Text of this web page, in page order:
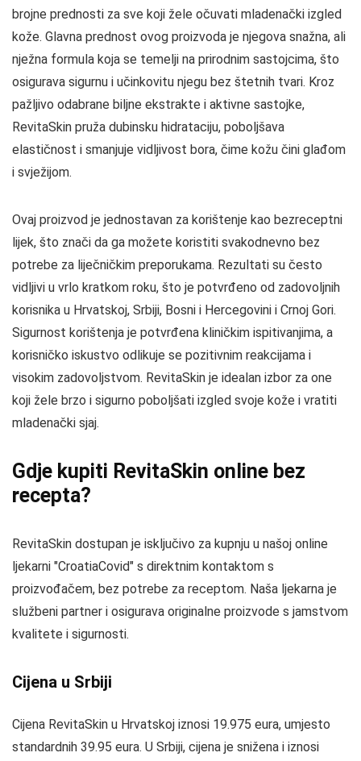
brojne prednosti za sve koji žele očuvati mladenački izgled
kože. Glavna prednost ovog proizvoda je njegova snažna, ali
nježna formula koja se temelji na prirodnim sastojcima, što
osigurava sigurnu i učinkovitu njegu bez štetnih tvari. Kroz
pažljivo odabrane biljne ekstrakte i aktivne sastojke,
RevitaSkin pruža dubinsku hidrataciju, poboljšava
elastičnost i smanjuje vidljivost bora, čime kožu čini glađom
i svježijom.
Ovaj proizvod je jednostavan za korištenje kao bezreceptni
lijek, što znači da ga možete koristiti svakodnevno bez
potrebe za liječničkim preporukama. Rezultati su često
vidljivi u vrlo kratkom roku, što je potvrđeno od zadovoljnih
korisnika u Hrvatskoj, Srbiji, Bosni i Hercegovini i Crnoj Gori.
Sigurnost korištenja je potvrđena kliničkim ispitivanjima, a
korisničko iskustvo odlikuje se pozitivnim reakcijama i
visokim zadovoljstvom. RevitaSkin je idealan izbor za one
koji žele brzo i sigurno poboljšati izgled svoje kože i vratiti
mladenački sjaj.
Gdje kupiti RevitaSkin online bez
recepta?
RevitaSkin dostupan je isključivo za kupnju u našoj online
ljekarni "CroatiaCovid" s direktnim kontaktom s
proizvođačem, bez potrebe za receptom. Naša ljekarna je
službeni partner i osigurava originalne proizvode s jamstvom
kvalitete i sigurnosti.
Cijena u Srbiji
Cijena RevitaSkin u Hrvatskoj iznosi 19.975 eura, umjesto
standardnih 39.95 eura. U Srbiji, cijena je snižena i iznosi